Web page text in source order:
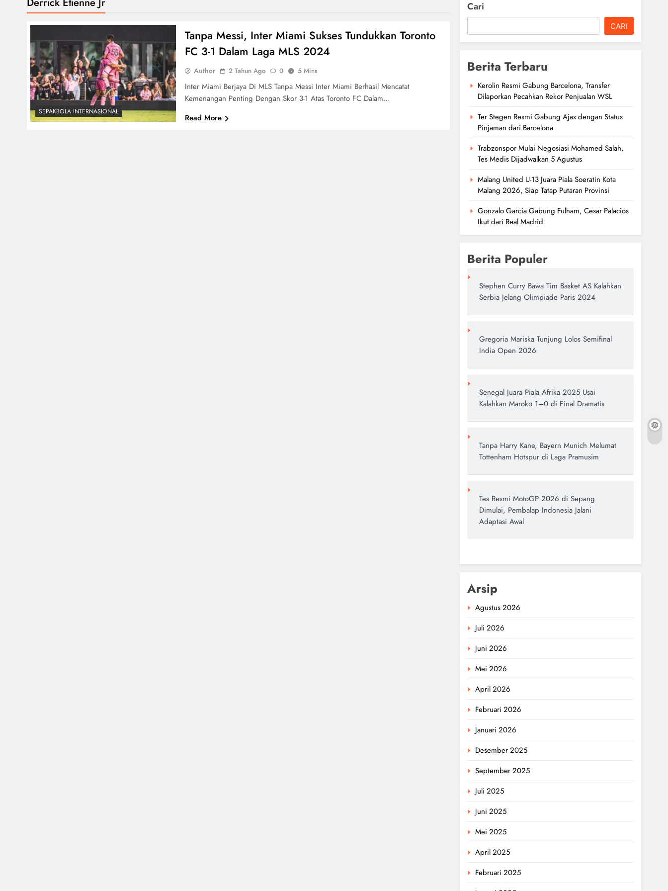
SEPAKBOLA INTERNASIONAL
Tanpa Messi, Inter Miami Sukses Tundukkan Toronto
FC 3-1 Dalam Laga MLS 2024
Author 2 Tahun Ago 0 5 Mins
Inter Miami Berjaya Di MLS Tanpa Messi Inter Miami Berhasil Mencatat
Kemenangan Penting Dengan Skor 3-1 Atas Toronto FC Dalam…
Read More
Cari
CARI
Berita Terbaru
Kerolin Resmi Gabung Barcelona, Transfer
Dilaporkan Pecahkan Rekor Penjualan WSL
Ter Stegen Resmi Gabung Ajax dengan Status
Pinjaman dari Barcelona
Trabzonspor Mulai Negosiasi Mohamed Salah,
Tes Medis Dijadwalkan 5 Agustus
Malang United U-13 Juara Piala Soeratin Kota
Malang 2026, Siap Tatap Putaran Provinsi
Gonzalo Garcia Gabung Fulham, Cesar Palacios
Ikut dari Real Madrid
Berita Populer
Stephen Curry Bawa Tim Basket AS Kalahkan
Serbia Jelang Olimpiade Paris 2024
Gregoria Mariska Tunjung Lolos Semifinal
India Open 2026
Senegal Juara Piala Afrika 2025 Usai
Kalahkan Maroko 1–0 di Final Dramatis
Tanpa Harry Kane, Bayern Munich Melumat
Tottenham Hotspur di Laga Pramusim
Tes Resmi MotoGP 2026 di Sepang
Dimulai, Pembalap Indonesia Jalani
Adaptasi Awal
Arsip
Agustus 2026
Juli 2026
Juni 2026
Mei 2026
April 2026
Februari 2026
Januari 2026
Desember 2025
September 2025
Juli 2025
Juni 2025
Mei 2025
April 2025
Februari 2025